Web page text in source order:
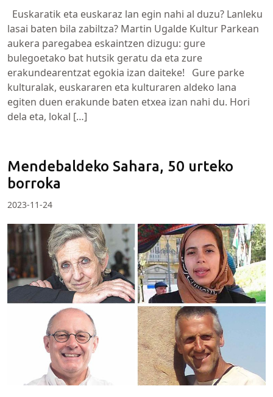
Euskaratik eta euskaraz lan egin nahi al duzu? Lanleku
lasai baten bila zabiltza? Martin Ugalde Kultur Parkean
aukera paregabea eskaintzen dizugu: gure
bulegoetako bat hutsik geratu da eta zure
erakundearentzat egokia izan daiteke! Gure parke
kulturalak, euskararen eta kulturaren aldeko lana
egiten duen erakunde baten etxea izan nahi du. Hori
dela eta, lokal […]
Mendebaldeko Sahara, 50 urteko
borroka
2023-11-24